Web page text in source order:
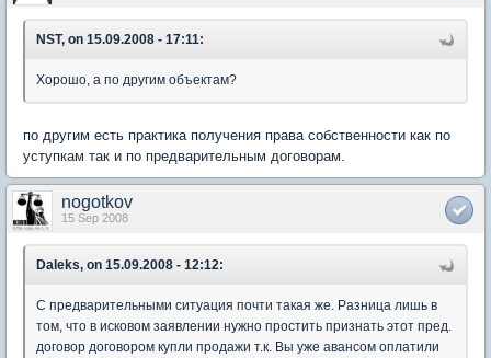
NST, on 15.09.2008 - 17:11:
Хорошо, а по другим объектам?
по другим есть практика получения права собственности как по
уступкам так и по предварительным договорам.
nogotkov
15 Sep 2008
Daleks, on 15.09.2008 - 12:12:
C предварительными ситуация почти такая же. Разница лишь в
том, что в исковом заявлении нужно простить признать этот пред.
договор договором купли продажи т.к. Вы уже авансом оплатили